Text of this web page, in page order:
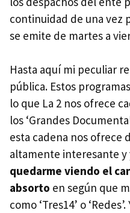
continuidad de una vez
se emite de martes a
Hasta aquí mi peculiar
pública. Estos
lo que La 2 nos ofrece
los ‘Grandes
esta cadena nos ofrece
altamente interesante y
quedarme viendo el
absorto en según que
como ‘Tres14’ o